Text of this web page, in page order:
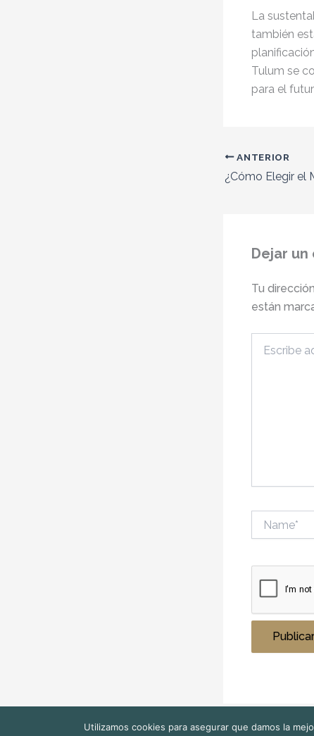
La
también
Tulum se
para el
ANTERIOR
Dejar
Tu
están
aquí...
Utilizamos cookies para asegurar que damos la